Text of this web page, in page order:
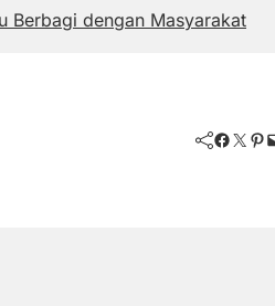
Berbagi dengan Masyarakat
Facebook Twitter Pinterest Mail